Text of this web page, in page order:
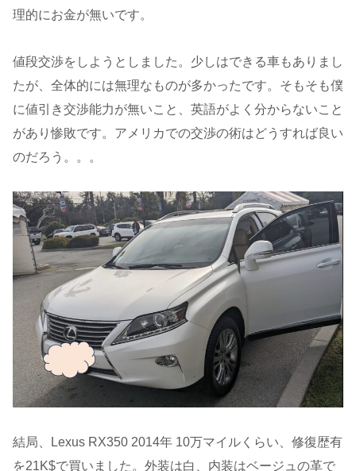
理的にお金が無いです。
値段交渉をしようとしました。少しはできる車もありまし
たが、全体的には無理なものが多かったです。そもそも僕
に値引き交渉能力が無いこと、英語がよく分からないこと
があり惨敗です。アメリカでの交渉の術はどうすれば良い
のだろう。。。
結局、Lexus RX350 2014年 10万マイルくらい、修復歴有
を21K$で買いました。外装は白、内装はベージュの革で